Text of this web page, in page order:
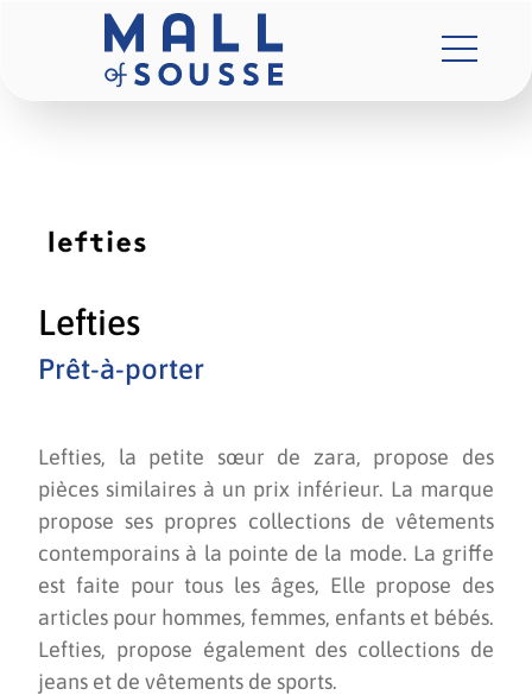
Lefties
Prêt-à-porter
Lefties, la petite sœur de zara, propose des
pièces similaires à un prix inférieur. La marque
propose ses propres collections de vêtements
contemporains à la pointe de la mode. La griffe
est faite pour tous les âges, Elle propose des
articles pour hommes, femmes, enfants et bébés.
Lefties, propose également des collections de
jeans et de vêtements de sports.